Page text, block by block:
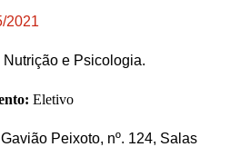
2021
Nutrição e Psicologia.
Eletivo
Peixoto, nº. 124, Salas